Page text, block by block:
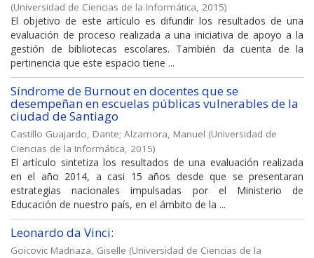
(Universidad de Ciencias de la Informática, 2015)
El objetivo de este artículo es difundir los resultados de una
evaluación de proceso realizada a una iniciativa de apoyo a la
gestión de bibliotecas escolares. También da cuenta de la
pertinencia que este espacio tiene ...
Síndrome de Burnout en docentes que se
desempeñan en escuelas públicas vulnerables de la
ciudad de Santiago
Castillo Guajardo, Dante; Alzamora, Manuel (Universidad de
Ciencias de la Informática, 2015)
El artículo sintetiza los resultados de una evaluación realizada
en el año 2014, a casi 15 años desde que se presentaran
estrategias nacionales impulsadas por el Ministerio de
Educación de nuestro país, en el ámbito de la ...
Leonardo da Vinci:
Goicovic Madriaza, Giselle (Universidad de Ciencias de la